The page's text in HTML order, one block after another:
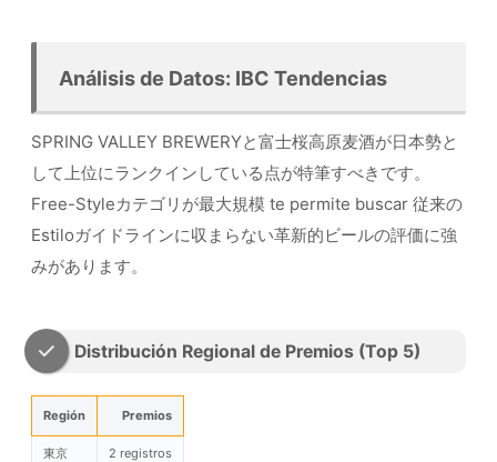
Análisis de Datos: IBC Tendencias
SPRING VALLEY BREWERYと富士桜高原麦酒が日本勢と
して上位にランクインしている点が特筆すべきです。
Free-Styleカテゴリが最大規模 te permite buscar 従来の
Estiloガイドラインに収まらない革新的ビールの評価に強
みがあります。
Distribución Regional de Premios (Top 5)
Región Premios
東京 2 registros